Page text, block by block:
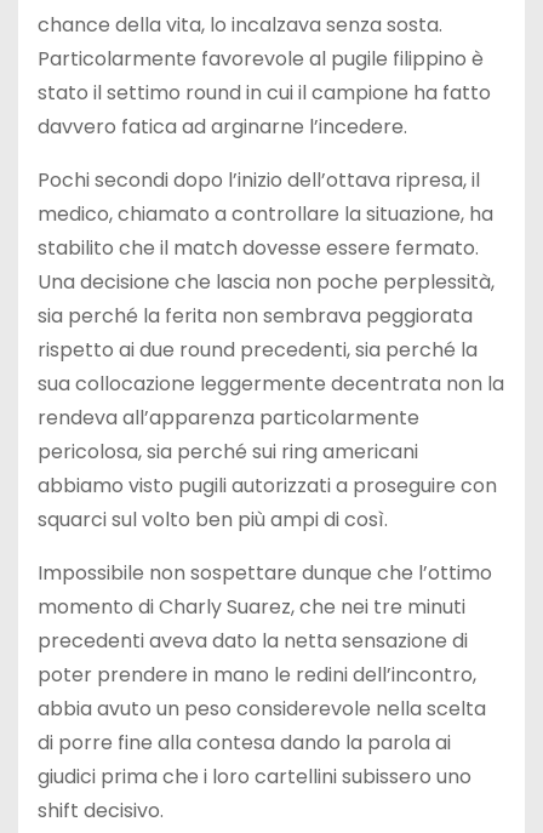
chance della vita, lo incalzava senza sosta.
Particolarmente favorevole al pugile filippino è
stato il settimo round in cui il campione ha fatto
davvero fatica ad arginarne l’incedere.
Pochi secondi dopo l’inizio dell’ottava ripresa, il
medico, chiamato a controllare la situazione, ha
stabilito che il match dovesse essere fermato.
Una decisione che lascia non poche perplessità,
sia perché la ferita non sembrava peggiorata
rispetto ai due round precedenti, sia perché la
sua collocazione leggermente decentrata non la
rendeva all’apparenza particolarmente
pericolosa, sia perché sui ring americani
abbiamo visto pugili autorizzati a proseguire con
squarci sul volto ben più ampi di così.
Impossibile non sospettare dunque che l’ottimo
momento di Charly Suarez, che nei tre minuti
precedenti aveva dato la netta sensazione di
poter prendere in mano le redini dell’incontro,
abbia avuto un peso considerevole nella scelta
di porre fine alla contesa dando la parola ai
giudici prima che i loro cartellini subissero uno
shift decisivo.